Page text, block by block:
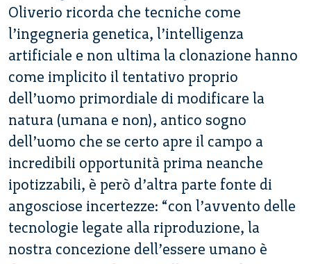
Oliverio ricorda che tecniche come
l’ingegneria genetica, l’intelligenza
artificiale e non ultima la clonazione hanno
come implicito il tentativo proprio
dell’uomo primordiale di modificare la
natura (umana e non), antico sogno
dell’uomo che se certo apre il campo a
incredibili opportunità prima neanche
ipotizzabili, è però d’altra parte fonte di
angosciose incertezze: “con l’avvento delle
tecnologie legate alla riproduzione, la
nostra concezione dell’essere umano è